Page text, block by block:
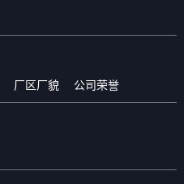
厂区厂貌 公司荣誉